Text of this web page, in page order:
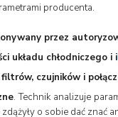
producenta.
przez
układu chłodniczego i
filtrów, czujników i
. Technik analizuje
o sobie dać znać